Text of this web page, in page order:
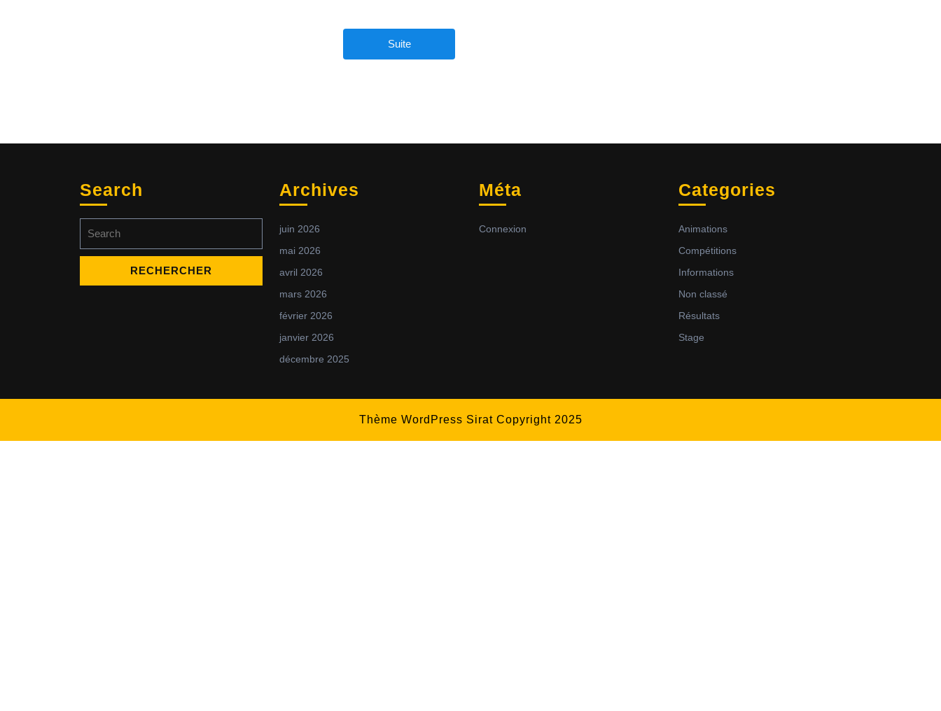
Suite
Search Archives
juin 2026
mai 2026
avril 2026
mars 2026
février 2026
janvier 2026
décembre 2025
Méta
Connexion
Categories
Animations
Compétitions
Informations
Non classé
Résultats
Stage
Thème WordPress SiratCopyright 2025